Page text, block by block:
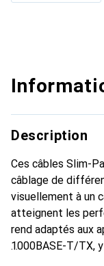
Description
Ces câbles Slim-
câblage de
visuellement à un
atteignent les
rend adaptés aux
1000BASE-T/TX,